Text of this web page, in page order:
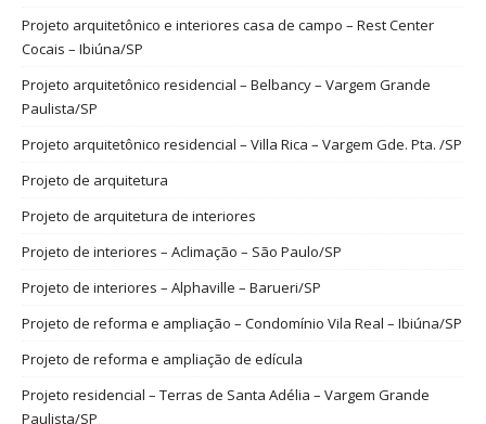
Projeto arquitetônico e interiores casa de campo – Rest Center
Cocais – Ibiúna/SP
Projeto arquitetônico residencial – Belbancy – Vargem Grande
Paulista/SP
Projeto arquitetônico residencial – Villa Rica – Vargem Gde. Pta. /SP
Projeto de arquitetura
Projeto de arquitetura de interiores
Projeto de interiores – Aclimação – São Paulo/SP
Projeto de interiores – Alphaville – Barueri/SP
Projeto de reforma e ampliação – Condomínio Vila Real – Ibiúna/SP
Projeto de reforma e ampliação de edícula
Projeto residencial – Terras de Santa Adélia – Vargem Grande
Paulista/SP